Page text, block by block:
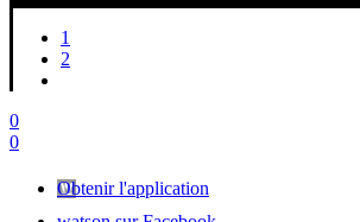
1
2
0
0
Obtenir l'application